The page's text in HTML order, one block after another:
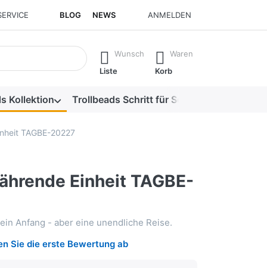
BLOG NEWS ANMELDEN
erste Ergebnisse. Drücken Sie die Eingabetaste, um alle
Wunsch
Liste
Waren
Korb
Kollektion Trollbeads Schritt für Schritt
TAGBE-20227
Einheit TAGBE-
Anfang - aber eine unendliche Reise.
Sie die erste Bewertung ab